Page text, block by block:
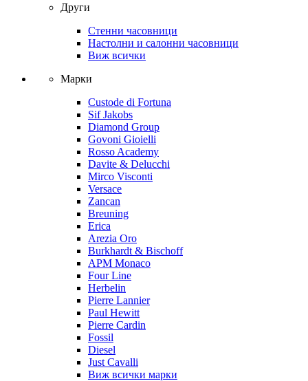
Други
Стенни часовници
Настолни и салонни часовници
Виж всички
Марки
Custode di Fortuna
Sif Jakobs
Diamond Group
Govoni Gioielli
Rosso Academy
Davite & Delucchi
Mirco Visconti
Versace
Zancan
Breuning
Erica
Arezia Oro
Burkhardt & Bischoff
APM Monaco
Four Line
Herbelin
Pierre Lannier
Paul Hewitt
Pierre Cardin
Fossil
Diesel
Just Cavalli
Виж всички марки